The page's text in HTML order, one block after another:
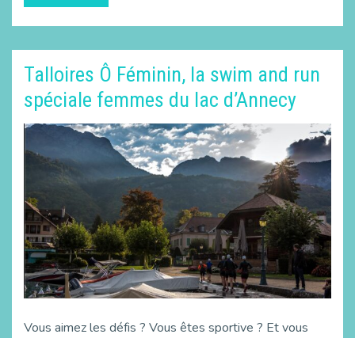
Talloires Ô Féminin, la swim and run
spéciale femmes du lac d’Annecy
Vous aimez les défis ? Vous êtes sportive ? Et vous